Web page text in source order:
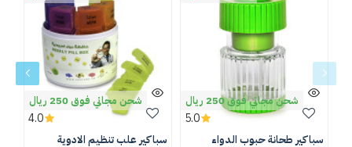
شحن مجاني فوق 250 ريال
سباكير طحانة حبوب الدواء
5.0
شحن مجاني فوق 250 ريال
سباكير علب تنظيم الادوية
4.0